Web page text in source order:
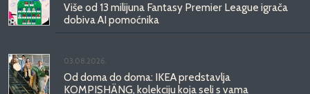
Više od 13 milijuna Fantasy Premier League igrača
dobiva AI pomoćnika
03.08.2026.
Od doma do doma: IKEA predstavlja
KOMPISHÄNG, kolekciju koja seli s vama